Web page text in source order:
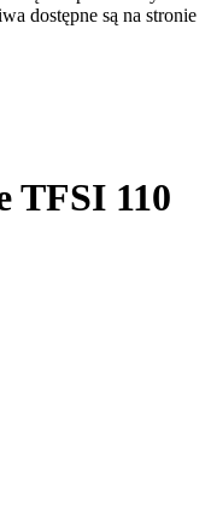
dostępne są na stronie
TFSI 110